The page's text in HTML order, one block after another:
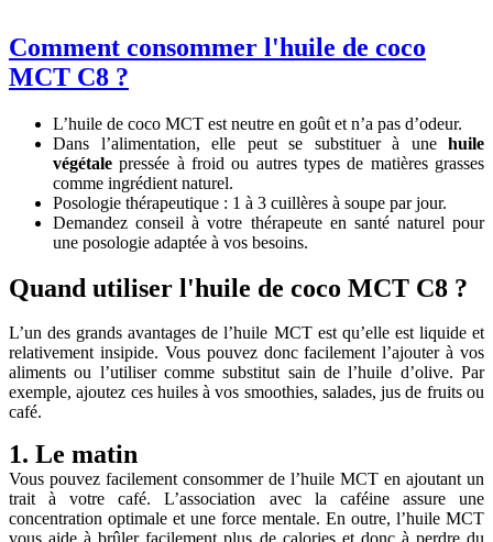
Comment consommer l'huile de coco
MCT C8 ?
L’huile de coco MCT est neutre en goût et n’a pas d’odeur.
Dans l’alimentation, elle peut se substituer à une huile
végétale pressée à froid ou autres types de matières grasses
comme ingrédient naturel.
Posologie thérapeutique : 1 à 3 cuillères à soupe par jour.
Demandez conseil à votre thérapeute en santé naturel pour
une posologie adaptée à vos besoins.
Quand utiliser l'huile de coco MCT C8 ?
L’un des grands avantages de l’huile MCT est qu’elle est liquide et
relativement insipide. Vous pouvez donc facilement l’ajouter à vos
aliments ou l’utiliser comme substitut sain de l’huile d’olive. Par
exemple, ajoutez ces huiles à vos smoothies, salades, jus de fruits ou
café.
1. Le matin
Vous pouvez facilement consommer de l’huile MCT en ajoutant un
trait à votre café. L’association avec la caféine assure une
concentration optimale et une force mentale. En outre, l’huile MCT